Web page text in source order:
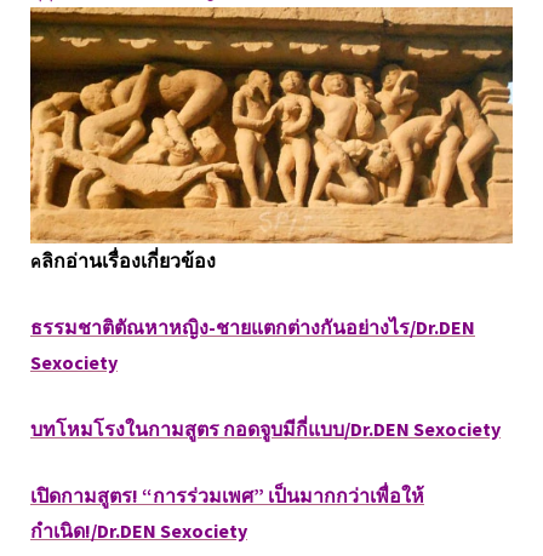
คลิกอ่านเรื่องเกี่ยวข้อง
ธรรมชาติตัณหาหญิง-ชายแตกต่างกันอย่างไร/Dr.DEN
Sexociety
บทโหมโรงในกามสูตร กอดจูบมีกี่แบบ/Dr.DEN Sexociety
เปิดกามสูตร! “การร่วมเพศ” เป็นมากกว่าเพื่อให้
กำเนิด!/Dr.DEN Sexociety